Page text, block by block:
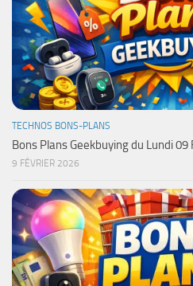
TECHNOS BONS-PLANS
Bons Plans Geekbuying du Lundi 09
9 FÉVRIER 2026